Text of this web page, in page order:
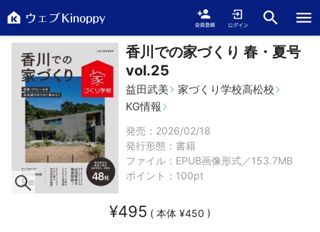
香川での家づくり 春・夏号
vol.25
益田武美
家づくり学校高松校
KG情報
発売：2026/02/18
発行形態： 書籍
ファイル：EPUB画像形式／153.7MB
ポイント：100pt
¥495 ( 本体 ¥450 )